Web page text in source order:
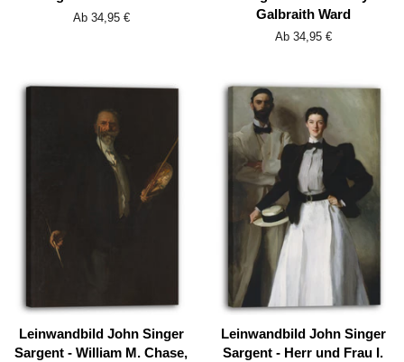
Ab 34,95 €
Galbraith Ward
Ab 34,95 €
Leinwandbild John Singer
Sargent - William M. Chase,
Leinwandbild John Singer
Sargent - Herr und Frau I.